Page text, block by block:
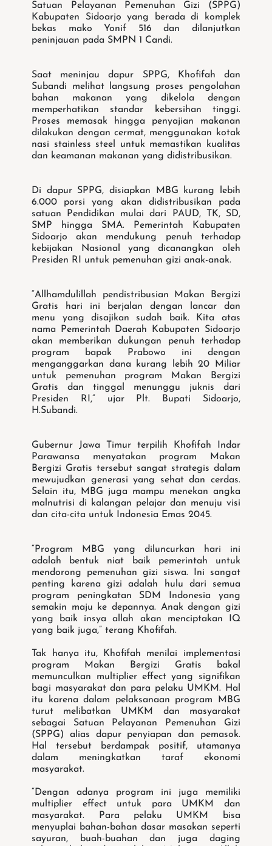
Satuan Pelayanan Pemenuhan Gizi (SPPG)
Kabupaten Sidoarjo yang berada di komplek
bekas mako Yonif 516 dan dilanjutkan
peninjauan pada SMPN 1 Candi.
Saat meninjau dapur SPPG, Khofifah dan
Subandi melihat langsung proses pengolahan
bahan makanan yang dikelola dengan
memperhatikan standar kebersihan tinggi.
Proses memasak hingga penyajian makanan
dilakukan dengan cermat, menggunakan kotak
nasi stainless steel untuk memastikan kualitas
dan keamanan makanan yang didistribusikan.
Di dapur SPPG, disiapkan MBG kurang lebih
6.000 porsi yang akan didistribusikan pada
satuan Pendidikan mulai dari PAUD, TK, SD,
SMP hingga SMA. Pemerintah Kabupaten
Sidoarjo akan mendukung penuh terhadap
kebijakan Nasional yang dicanangkan oleh
Presiden RI untuk pemenuhan gizi anak-anak.
“Allhamdulillah pendistribusian Makan Bergizi
Gratis hari ini berjalan dengan lancar dan
menu yang disajikan sudah baik. Kita atas
nama Pemerintah Daerah Kabupaten Sidoarjo
akan memberikan dukungan penuh terhadap
program bapak Prabowo ini dengan
menganggarkan dana kurang lebih 20 Miliar
untuk pemenuhan program Makan Bergizi
Gratis dan tinggal menunggu juknis dari
Presiden RI,” ujar Plt. Bupati Sidoarjo,
H.Subandi.
Gubernur Jawa Timur terpilih Khofifah Indar
Parawansa menyatakan program Makan
Bergizi Gratis tersebut sangat strategis dalam
mewujudkan generasi yang sehat dan cerdas.
Selain itu, MBG juga mampu menekan angka
malnutrisi di kalangan pelajar dan menuju visi
dan cita-cita untuk Indonesia Emas 2045.
“Program MBG yang diluncurkan hari ini
adalah bentuk niat baik pemerintah untuk
mendorong pemenuhan gizi siswa. Ini sangat
penting karena gizi adalah hulu dari semua
program peningkatan SDM Indonesia yang
semakin maju ke depannya. Anak dengan gizi
yang baik insya allah akan menciptakan IQ
yang baik juga,” terang Khofifah.
Tak hanya itu, Khofifah menilai implementasi
program Makan Bergizi Gratis bakal
memunculkan multiplier effect yang signifikan
bagi masyarakat dan para pelaku UMKM. Hal
itu karena dalam pelaksanaan program MBG
turut melibatkan UMKM dan masyarakat
sebagai Satuan Pelayanan Pemenuhan Gizi
(SPPG) alias dapur penyiapan dan pemasok.
Hal tersebut berdampak positif, utamanya
dalam meningkatkan taraf ekonomi
masyarakat.
“Dengan adanya program ini juga memiliki
multiplier effect untuk para UMKM dan
masyarakat. Para pelaku UMKM bisa
menyuplai bahan-bahan dasar masakan seperti
sayuran, buah-buahan dan juga daging